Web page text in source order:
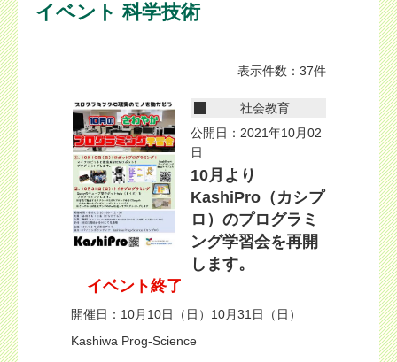
イベント 科学技術
表示件数：37件
社会教育
公開日：2021年10月02
日
10月より
KashiPro（カシプ
ロ）のプログラミ
ング学習会を再開
します。
イベント終了
開催日：10月10日（日）10月31日（日）
Kashiwa Prog-Science